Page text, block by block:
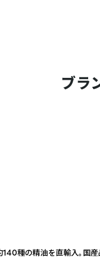
ブラ
種の精油を直輸入。国